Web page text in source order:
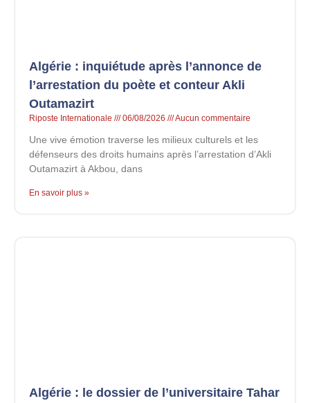
Algérie : inquiétude après l’annonce de
l’arrestation du poète et conteur Akli
Outamazirt
Riposte Internationale 06/08/2026 Aucun commentaire
Une vive émotion traverse les milieux culturels et les
défenseurs des droits humains après l’arrestation d’Akli
Outamazirt à Akbou, dans
En savoir plus »
Algérie : le dossier de l’universitaire Tahar